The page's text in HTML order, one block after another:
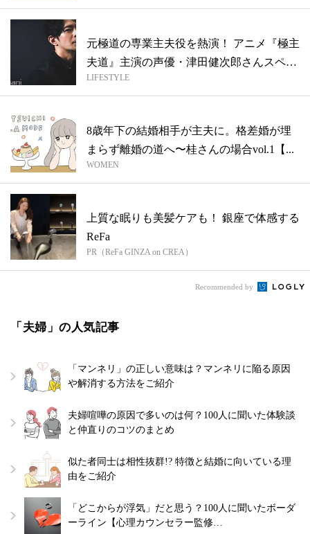
元極道の専業主夫役を熱演！ アニメ『極主
夫道』主演の声優・津田健次郎さんスペシ
ャ...
LIFESTYLE
8歳年下の結婚相手が主夫に。格差婚が埋
まらず離婚の道へ〜桂さんの場合vol.1【...
WOMEN
上質な眠りも美髪ケアも！ 銀座で体感する
ReFa
PR（ReFa GINZA on CREA）
Recommended by
「夫婦」の人気記事
「マンネリ」の正しい意味は？マンネリに陥る原因
や解消する方法をご紹介
夫婦喧嘩の原因で多いのは何？100人に聞いた体験談
と仲直りのコツのまとめ
似た者同士は相性抜群!? 特徴と結婚に向いている理
由をご紹介
「どこからが浮気」だと思う？100人に聞いたボーダ
ーライン【心理カウンセラー監修…